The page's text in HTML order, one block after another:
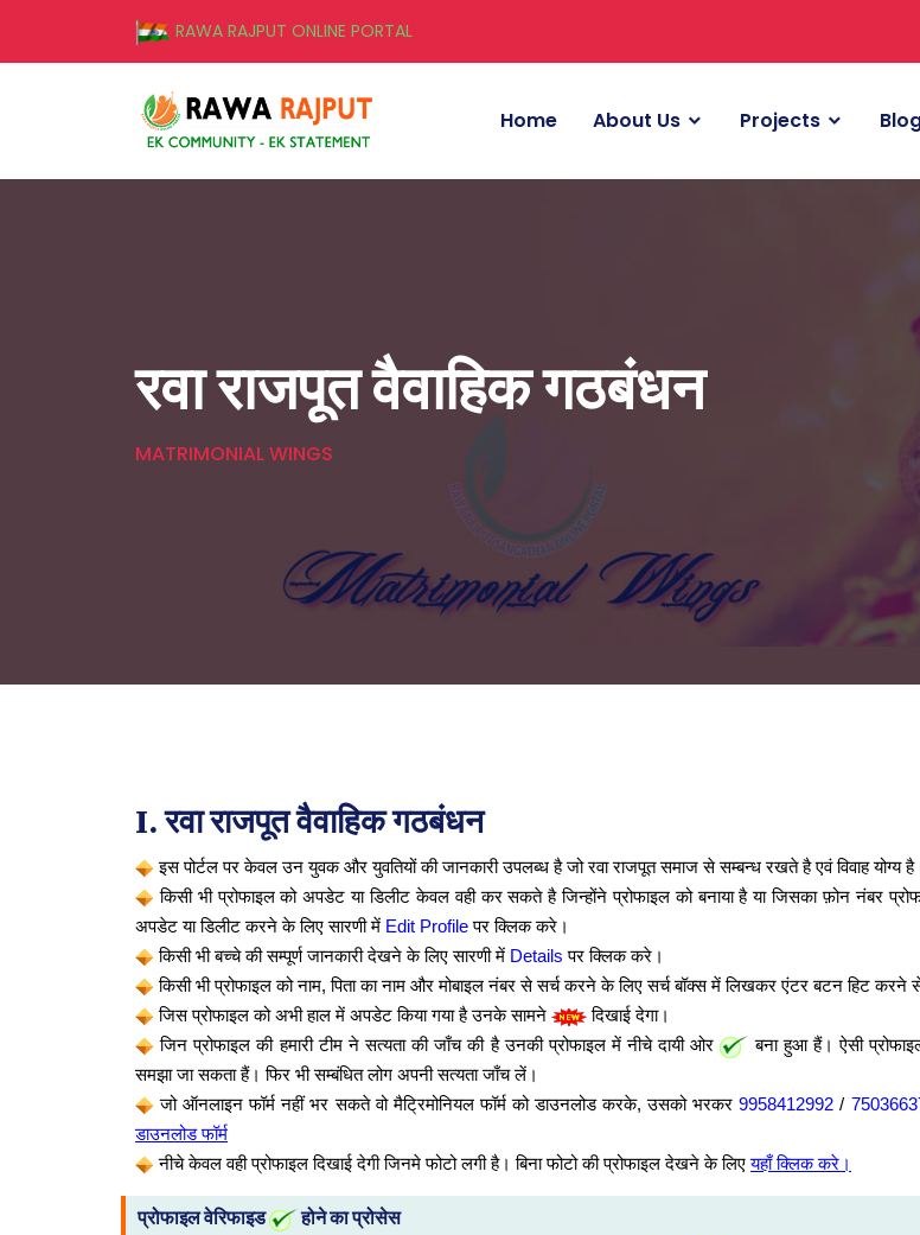
RAWA RAJPUT ONLINE PORTAL
Home About Us Projects
रवा राजपूत वैवाहिक गठबंधन
MATRIMONIAL WINGS
I. रवा राजपूत वैवाहिक गठबंधन
इस पोर्टल पर केवल उन युवक और युवतियों की जानकारी उपलब्ध है जो रवा राजपूत समाज से सम्बन्ध रखते है एवं विवाह योग्य
किसी भी प्रोफाइल को अपडेट या डिलीट केवल वही कर सकते है जिन्होंने प्रोफाइल को बनाया है या जिसका फ़ोन नंबर
अपडेट या डिलीट करने के लिए सारणी में Edit Profileपर क्लिक करे।
किसी भी बच्चे की सम्पूर्ण जानकारी देखने के लिए सारणी में Details पर क्लिक करे।
किसी भी प्रोफाइल को नाम, पिता का नाम और मोबाइल नंबर से सर्च करने के लिए सर्च बॉक्स में लिखकर एंटर बटन हिट करने
जिस प्रोफाइल को अभी हाल में अपडेट किया गया है उनके सामने
दिखाई देगा।
जिन प्रोफाइल की हमारी टीम ने सत्यता की जाँच की है उनकी प्रोफाइल में नीचे दायी ओर
बना हुआ हैं। ऐसी
समझा जा सकता हैं। फिर भी सम्बंधित लोग अपनी सत्यता जाँच लें।
जो ऑनलाइन फॉर्म नहीं भर सकते वो मैट्रिमोनियल फॉर्म को डाउनलोड करके, उसको भरकर9958412992 /
डाउनलोड फॉर्म
नीचे केवल वही प्रोफाइल दिखाई देगी जिनमे फोटो लगी है। बिना फोटो की प्रोफाइल देखने के लिएयहाँ क्लिक करे।
प्रोफाइल वेरिफाइड होने का प्रोसेस